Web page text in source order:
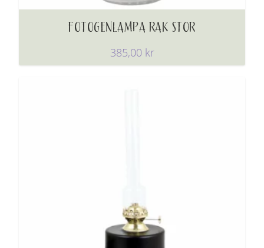
FOTOGENLAMPA RAK STOR
385,00 kr